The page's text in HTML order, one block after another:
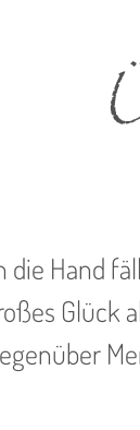
die Hand
Glück